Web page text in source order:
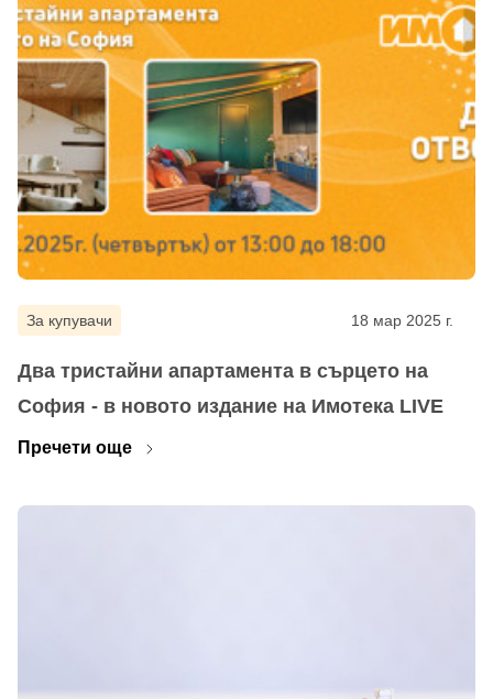
Вход като гост
или използвай профил
Вход с Google
Вход с Facebook
За купувачи 18 мар 2025 г.
Два тристайни апартамента в сърцето на
София - в новото издание на Имотека LIVE
Пречети още